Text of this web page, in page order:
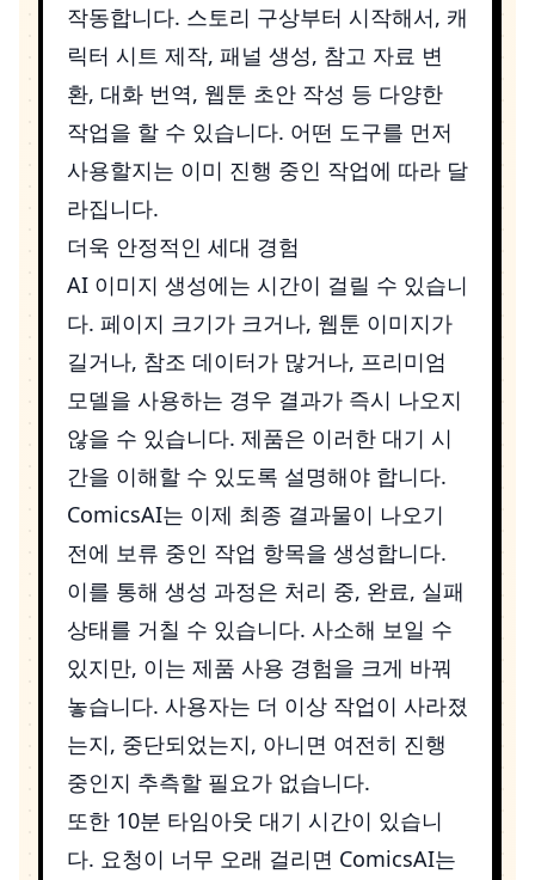
작동합니다. 스토리 구상부터 시작해서, 캐
릭터 시트 제작, 패널 생성, 참고 자료 변
환, 대화 번역, 웹툰 초안 작성 등 다양한
작업을 할 수 있습니다. 어떤 도구를 먼저
사용할지는 이미 진행 중인 작업에 따라 달
라집니다.
더욱 안정적인 세대 경험
AI 이미지 생성에는 시간이 걸릴 수 있습니
다. 페이지 크기가 크거나, 웹툰 이미지가
길거나, 참조 데이터가 많거나, 프리미엄
모델을 사용하는 경우 결과가 즉시 나오지
않을 수 있습니다. 제품은 이러한 대기 시
간을 이해할 수 있도록 설명해야 합니다.
ComicsAI는 이제 최종 결과물이 나오기
전에 보류 중인 작업 항목을 생성합니다.
이를 통해 생성 과정은 처리 중, 완료, 실패
상태를 거칠 수 있습니다. 사소해 보일 수
있지만, 이는 제품 사용 경험을 크게 바꿔
놓습니다. 사용자는 더 이상 작업이 사라졌
는지, 중단되었는지, 아니면 여전히 진행
중인지 추측할 필요가 없습니다.
또한 10분 타임아웃 대기 시간이 있습니
다. 요청이 너무 오래 걸리면 ComicsAI는